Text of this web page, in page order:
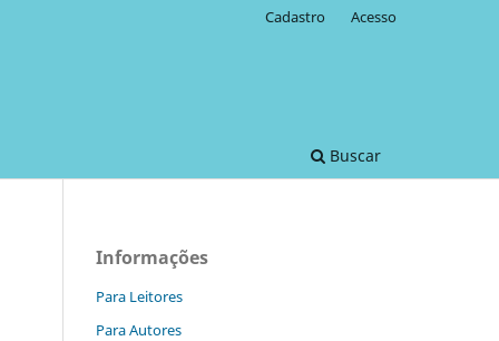
Buscar
Cadastro Acesso
Informações
Para Leitores
Para Autores